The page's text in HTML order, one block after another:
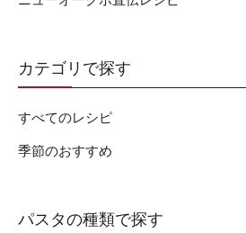
カテゴリで探す
すべてのレシピ
季節のおすすめ
パスタの種類で探す